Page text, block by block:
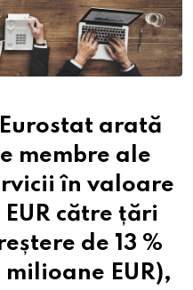
arată
membre ale
în valoare
către țări
de 13 %
EUR),